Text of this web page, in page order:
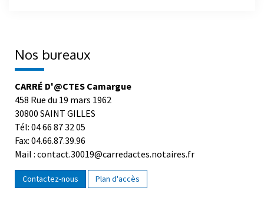
Nos bureaux
CARRÉ D'@CTES Camargue
458 Rue du 19 mars 1962
30800 SAINT GILLES
Tél: 04 66 87 32 05
Fax: 04.66.87.39.96
Mail : contact.30019@carredactes.notaires.fr
Contactez-nous Plan d'accès